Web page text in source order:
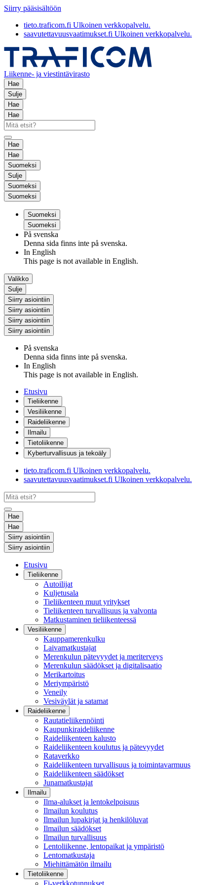
Siirry pääsisältöön
tieto.traficom.fi Ulkoinen verkkopalvelu.
saavutettavuusvaatimukset.fi Ulkoinen verkkopalvelu.
Liikenne- ja viestintävirasto
Hae
Sulje
Hae
Hae
Hae
Hae
Suomeksi
Sulje
Suomeksi
Suomeksi
Suomeksi
Suomeksi
På svenska
Denna sida finns inte på svenska.
In English
This page is not available in English.
Valikko
Sulje
Siirry asiointiin
Siirry asiointiin
Siirry asiointiin
Siirry asiointiin
På svenska
Denna sida finns inte på svenska.
In English
This page is not available in English.
Etusivu
Tieliikenne
Vesiliikenne
Raideliikenne
Ilmailu
Tietoliikenne
Kyberturvallisuus ja tekoäly
tieto.traficom.fi Ulkoinen verkkopalvelu.
saavutettavuusvaatimukset.fi Ulkoinen verkkopalvelu.
Hae
Hae
Siirry asiointiin
Siirry asiointiin
Etusivu
Tieliikenne
Autoilijat
Kuljetusala
Tieliikenteen muut yritykset
Tieliikenteen turvallisuus ja valvonta
Matkustaminen tieliikenteessä
Vesiliikenne
Kauppamerenkulku
Laivamatkustajat
Merenkulun pätevyydet ja meriterveys
Merenkulun säädökset ja digitalisaatio
Merikartoitus
Meriympäristö
Veneily
Vesiväylät ja satamat
Raideliikenne
Rautatieliikennöinti
Kaupunkiraideliikenne
Raideliikenteen kalusto
Raideliikenteen koulutus ja pätevyydet
Rataverkko
Raideliikenteen turvallisuus ja toimintavarmuus
Raideliikenteen säädökset
Junamatkustajat
Ilmailu
Ilma-alukset ja lentokelpoisuus
Ilmailun koulutus
Ilmailun lupakirjat ja henkilöluvat
Ilmailun säädökset
Ilmailun turvallisuus
Lentoliikenne, lentopaikat ja ympäristö
Lentomatkustaja
Miehittämätön ilmailu
Tietoliikenne
Fi-verkkotunnukset